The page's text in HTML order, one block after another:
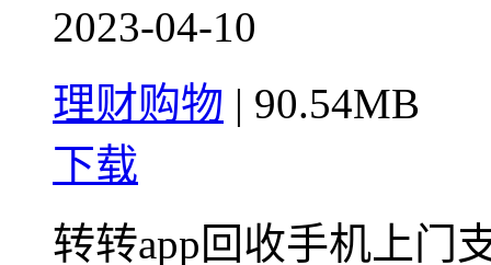
2023-04-10
理财购物 | 90.54MB
下载
转转app回收手机上门